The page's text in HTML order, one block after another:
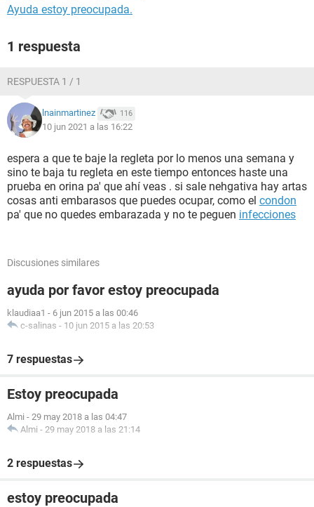
Ayuda estoy preocupada.
1 respuesta
RESPUESTA 1 / 1
lnainmartinez 116
10 jun 2021 a las 16:22
espera a que te baje la regleta por lo menos una semana y
sino te baja tu regleta en este tiempo entonces haste una
prueba en orina pa' que ahí veas . si sale nehgativa hay artas
cosas anti embarasos que puedes ocupar, como el condon
pa' que no quedes embarazada y no te peguen infecciones
Discusiones similares
ayuda por favor estoy preocupada
klaudiaa1 - 6 jun 2015 a las 00:46
c-salinas - 10 jun 2015 a las 20:53
7 respuestas
Estoy preocupada
Almi - 29 may 2018 a las 04:47
Almi - 29 may 2018 a las 21:14
2 respuestas
estoy preocupada